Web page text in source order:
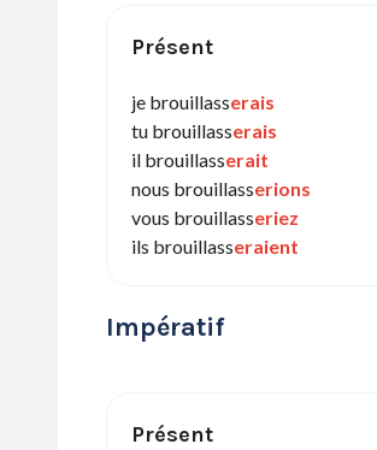
Présent
je brouillasserais
tu brouillasserais
il brouillasserait
nous brouillasserions
vous brouillasseriez
ils brouillasseraient
Impératif
Présent